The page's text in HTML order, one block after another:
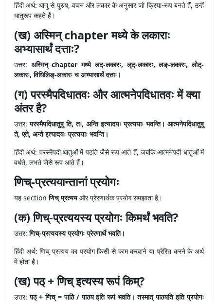
हिंदी अर्थ: धातु से पुरुष, वचन और लकार के अनुसार जो क्रिया-रूप बनते हैं, उन्हें
धातुरूप कहते हैं।
(ख) अस्मिन् chapter मध्ये के लकाराः
अभ्यासार्थं दत्ताः?
उत्तर: अस्मिन् chapter मध्ये लट्-लकारः, लृट्-लकारः, लङ्-लकारः, लोट्-
लकारः, विधिलिङ्-लकारः च अभ्यासार्थं दत्ताः।
(ग) परस्मैपदिधातवः और आत्मनेपदिधातवः में क्या
अंतर है?
उत्तर:परस्मैपदिधातुषु ति, तः, अन्ति इत्यादयः प्रत्ययाः भवन्ति। आत्मनेपदिधातुषु
ते, एते, अन्ते इत्यादयः प्रत्ययाः भवन्ति।
हिंदी अर्थ: परस्मैपदी धातुओं में पठति जैसे रूप आते हैं, जबकि आत्मनेपदी धातुओं में
वर्धते, लभते जैसे रूप आते हैं।
णिच्-प्रत्ययान्तानां प्रयोगः
यह sectionणिच् प्रत्ययऔर प्रेरणार्थक प्रयोग समझाता है।
(क) णिच्-प्रत्ययस्य प्रयोगः किमर्थं भवति?
उत्तर:णिच्-प्रत्ययस्य प्रयोगः प्रेरणार्थे भवति।
हिंदी अर्थ: णिच् प्रत्यय का प्रयोग किसी से काम करवाने या प्रेरित करने के अर्थ
में होता है।
(ख) पठ् + णिच् इत्यस्य रूपं किम्?
उत्तर:पठ् + णिच् = पाठि / पाठय इति रूपं भवति। तस्मात् पाठयति इति प्रयोगः